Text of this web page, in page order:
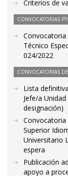
Criterios de
CONVOCATORIAS
Convocatoria
Técnico
024/2022
CONVOCATORIAS
Lista
Jefe/a
designación)
Convocatoria
Superior
Universitario
espera
Publicación
apoyo a